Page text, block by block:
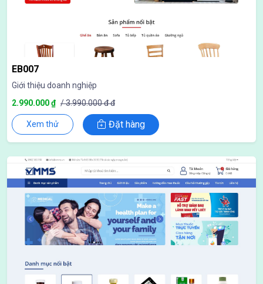
EB007
Giới thiệu doanh nghiệp
2.990.000 ₫ / 3.990.000 đ đ
Xem thử Đặt hàng